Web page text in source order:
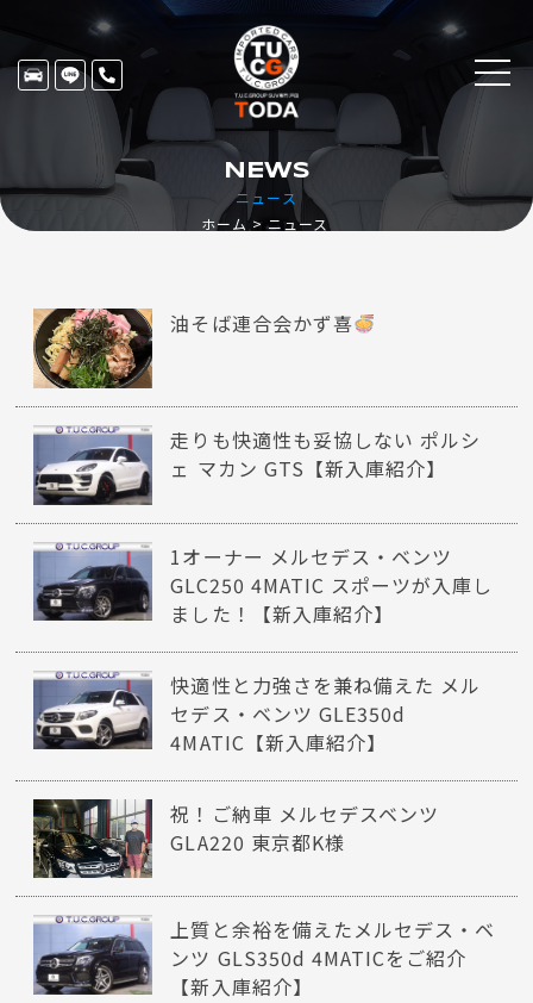
ニュース
NEWS
ホーム ニュース
油そば連合会かず喜
走りも快適性も妥協しない ポルシ
ェ マカン GTS【新入庫紹介】
1オーナー メルセデス・ベンツ
GLC250 4MATIC スポーツが入庫し
ました！【新入庫紹介】
快適性と力強さを兼ね備えた メル
セデス・ベンツ GLE350d
4MATIC【新入庫紹介】
祝！ご納車 メルセデスベンツ
GLA220 東京都K様
上質と余裕を備えたメルセデス・ベ
ンツ GLS350d 4MATICをご紹介
【新入庫紹介】